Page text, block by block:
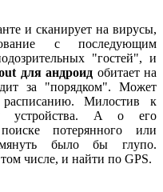
и сканирует на вирусы,
с последующим
"гостей", и
для андроид обитает на
за "порядком". Может
Милостив к
устройства. А о его
потерянного или
было бы глупо.
числе, и найти по GPS.